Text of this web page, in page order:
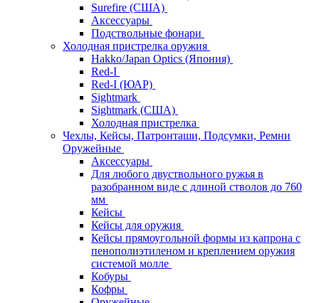
Surefire (США)
Аксессуары
Подствольные фонари
Холодная пристрелка оружия
Hakko/Japan Optics (Япония)
Red-I
Red-I (ЮАР)
Sightmark
Sightmark (США)
Холодная пристрелка
Чехлы, Кейсы, Патронташи, Подсумки, Ремни
Оружейные
Аксессуары
Для любого двуствольного ружья в
разобранном виде с длиной стволов до 760
мм
Кейсы
Кейсы для оружия
Кейсы прямоугольной формы из капрона с
пенополиэтиленом и креплением оружия
системой молле
Кобуры
Кофры